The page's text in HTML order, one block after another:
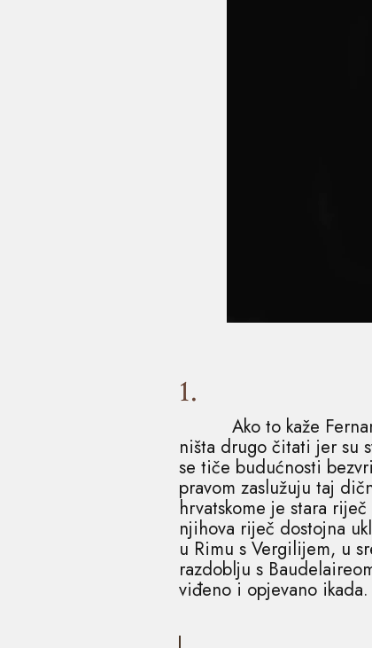
1.
Ako to kaže
ništa drugo čitati jer su
se tiče budućnosti
pravom zaslužuju taj
hrvatskome je stara riječ
njihova riječ dostojna
u Rimu s Vergilijem, u
razdoblju s
viđeno i opjevano